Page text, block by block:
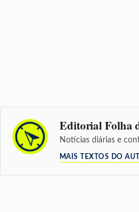
Editorial Folha
Notícias diárias e
MAIS TEXTOS DO